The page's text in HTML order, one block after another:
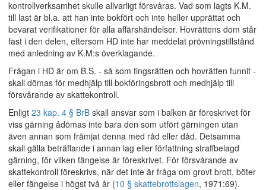
kontrollverksamhet skulle allvarligt försvåras. Vad som lagts K.M.
till last är bl.a. att han inte bokfört och inte heller upprättat och
bevarat verifikationer för alla affärshändelser. Hovrättens dom står
fast i den delen, eftersom HD inte har meddelat prövningstillstånd
med anledning av K.M:s överklagande.
Frågan i HD är om B.S. - så som tingsrätten och hovrätten funnit -
skall dömas för medhjälp till bokföringsbrott och medhjälp till
försvårande av skattekontroll.
Enligt 23 kap. 4 § BrB skall ansvar som i balken är föreskrivet för
viss gärning ådömas inte bara den som utfört gärningen utan
även annan som främjat denna med råd eller dåd. Detsamma
skall gälla beträffande i annan lag eller författning straffbelagd
gärning, för vilken fängelse är föreskrivet. För försvårande av
skattekontroll föreskrivs, när det inte är fråga om grovt brott, böter
eller fängelse i högst två år (10 § skattebrottslagen, 1971:69).